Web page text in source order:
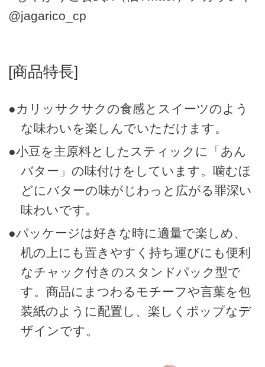
@jagarico_cp
[商品特長]
●カリッサクサクの食感とスイーツのよう
な味わいを楽しんでいただけます。
●小豆を主原料としたスティックに「あん
バター」の味付けをしています。噛むほ
どにバターの味がじわっと広がる罪深い
味わいです。
●パッケージは好きな時に適量で楽しめ、
机の上にも置きやすく持ち運びにも便利
なチャック付きのスタンドパック型で
す。商品にまつわるモチーフや言葉を包
装紙のように配置し、楽しくポップなデ
ザインです。